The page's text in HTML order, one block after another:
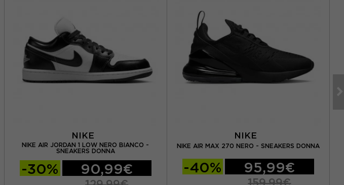
NIKE
NIKE AIR JORDAN 1 LOW NERO BIANCO -
SNEAKERS DONNA
-30% 90,99€
NIKE
NIKE AIR MAX 270 NERO - SNEAKERS DONNA
-40% 95,99€
159,99€